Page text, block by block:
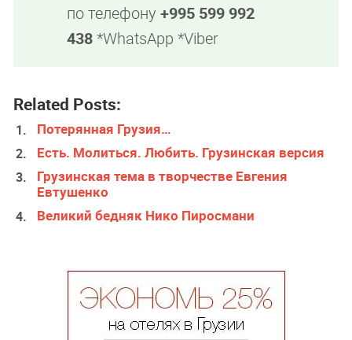
по телефону+995 599 992
438*WhatsApp *Viber
Related Posts:
Потерянная Грузия…
Есть. Молиться. Любить. Грузинская версия
Грузинская тема в творчестве Евгения
Евтушенко
Великий бедняк Нико Пиросмани